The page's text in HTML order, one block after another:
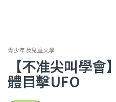
青少年及兒童文學
【不准尖叫學會
體目擊UFO